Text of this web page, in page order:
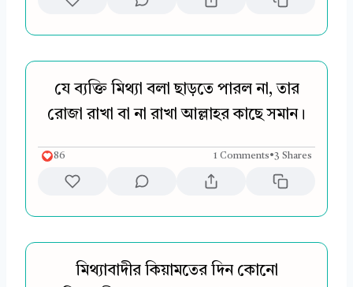
যে ব্যক্তি মিথ্যা বলা ছাড়তে পারল না, তার
রোজা রাখা বা না রাখা আল্লাহর কাছে সমান।
86 1 Comments•3 Shares
মিথ্যাবাদীর কিয়ামতের দিন কোনো